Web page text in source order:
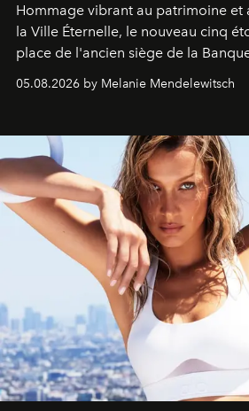
Hommage vibrant au patrimoine et
la Ville Éternelle, le nouveau cinq
place de l'ancien siège de la
de vivre Romain dans toute son
05.08.2026 by Melanie Mendelewitsch